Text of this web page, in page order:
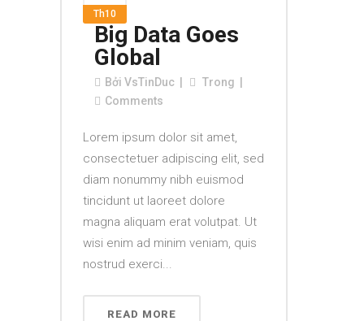
Th10
Big Data Goes
Global
Bởi VsTinDuc
Trong
Comments
Lorem ipsum dolor sit amet,
consectetuer adipiscing elit, sed
diam nonummy nibh euismod
tincidunt ut laoreet dolore
magna aliquam erat volutpat. Ut
wisi enim ad minim veniam, quis
nostrud exerci...
READ MORE